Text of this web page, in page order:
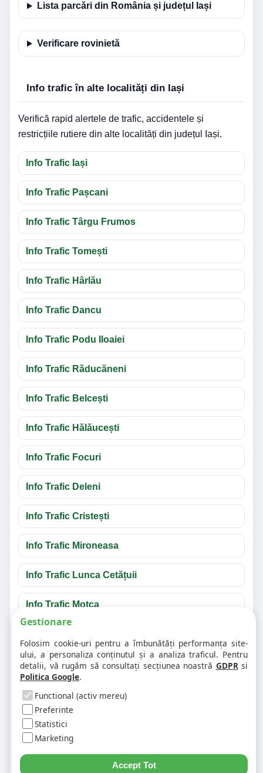
Lista parcări din România și județul Iași
Verificare rovinietă
Info trafic în alte localități din Iași
Verifică rapid alertele de trafic, accidentele și
restricțiile rutiere din alte localități din județul Iași.
Info Trafic Iași
Info Trafic Pașcani
Info Trafic Târgu Frumos
Info Trafic Tomești
Info Trafic Hârlău
Info Trafic Dancu
Info Trafic Podu Iloaiei
Info Trafic Răducăneni
Info Trafic Belcești
Info Trafic Hălăucești
Info Trafic Focuri
Info Trafic Deleni
Info Trafic Cristești
Info Trafic Mironeasa
Info Trafic Lunca Cetățuii
Info Trafic Moțca
Întrebări frecvente despre info trafic Iași
❓ Unde văd accidentele din Iași?
❓ Cum verific traficul pe un anumit drum?
❓ De ce apar unele evenimente în mai multe
Gestionare
Folosim cookie-uri pentru a îmbunătăți performanța site-
ului, a personaliza conținutul și a analiza traficul. Pentru
detalii, vă rugăm să consultați secțiunea noastră GDPRsi
Politica Google.
Functional (activ mereu)
Preferinte
Statistici
Marketing
Accept Tot